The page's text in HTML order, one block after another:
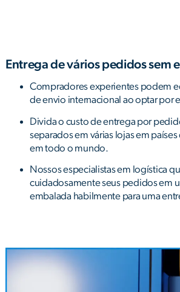
Entrega de vários pedidos sem
Compradores experientes podem
de envio internacional ao optar por
Divida o custo de entrega por
separados em várias lojas em
em todo o mundo.
Nossos especialistas em logística
cuidadosamente seus pedidos em
embalada habilmente para uma